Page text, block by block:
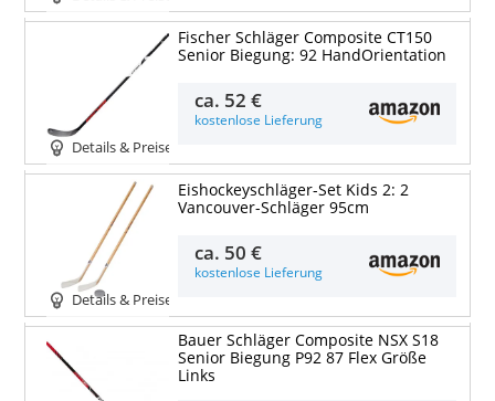
Details & Preise
Fischer Schläger Composite CT150
Senior Biegung: 92 HandOrientation
ca. 52 €
kostenlose Lieferung
Details & Preise
Eishockeyschläger-Set Kids 2: 2
Vancouver-Schläger 95cm
ca. 50 €
kostenlose Lieferung
Bauer Schläger Composite NSX S18
Senior Biegung P92 87 Flex Größe
Links